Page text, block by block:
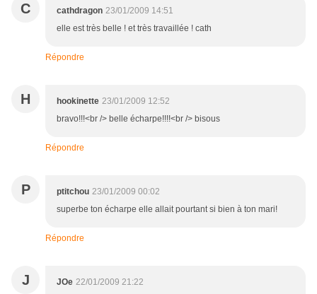
C cathdragon 23/01/2009 14:51
elle est très belle ! et très travaillée ! cath
Répondre
H hookinette 23/01/2009 12:52
bravo!!!<br /> belle écharpe!!!!<br /> bisous
Répondre
P ptitchou 23/01/2009 00:02
superbe ton écharpe elle allait pourtant si bien à ton mari!
Répondre
J JOe 22/01/2009 21:22